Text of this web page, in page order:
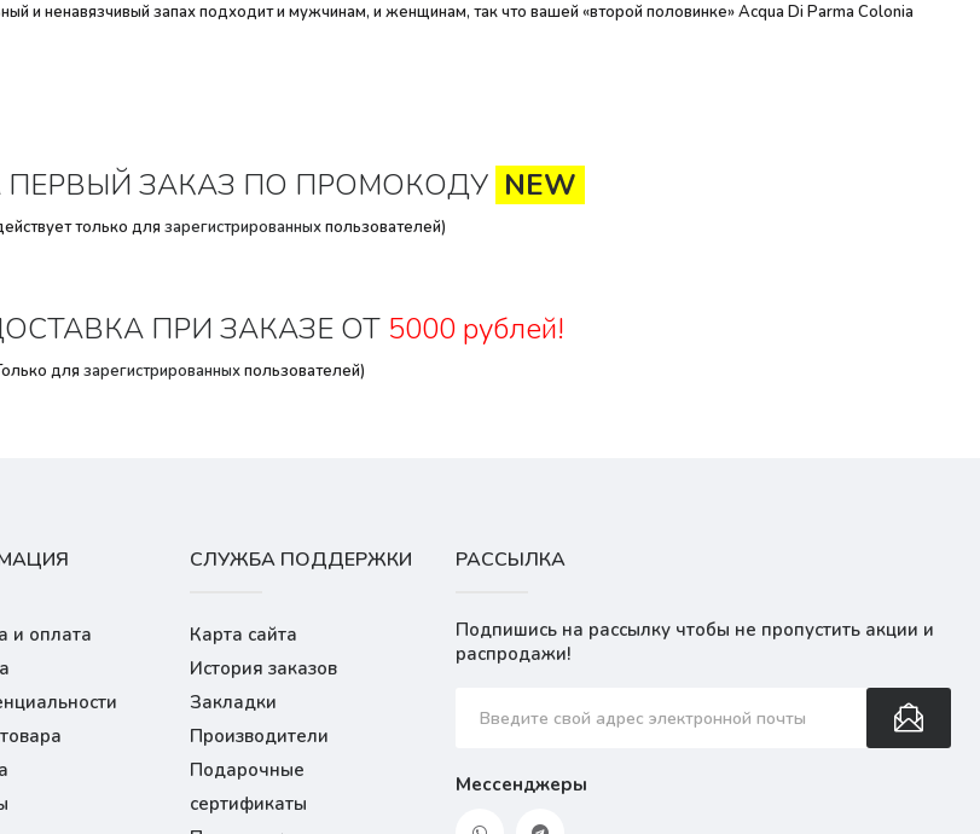
и ненавязчивый запах подходит и мужчинам, и женщинам, так что вашей «второй половинке» Acqua Di Parma Colonia
ПЕРВЫЙ ЗАКАЗ ПО ПРОМОКОДУ NEW
только для зарегистрированныхпользователей)
ПРИ ЗАКАЗЕ ОТ 5000 рублей!
для зарегистрированныхпользователей)
и оплата
СЛУЖБА ПОДДЕРЖКИ
Карта сайта
История заказов
Закладки
Производители
Подарочные
сертификаты
РАССЫЛКА
Подпишись на рассылку чтобы не пропустить акции и
распродажи!
Мессенджеры